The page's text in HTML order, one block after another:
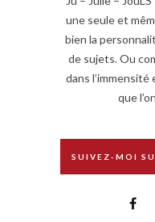
une seule et
bien la
de sujets. Ou
dans
que
SUIVEZ-MOI